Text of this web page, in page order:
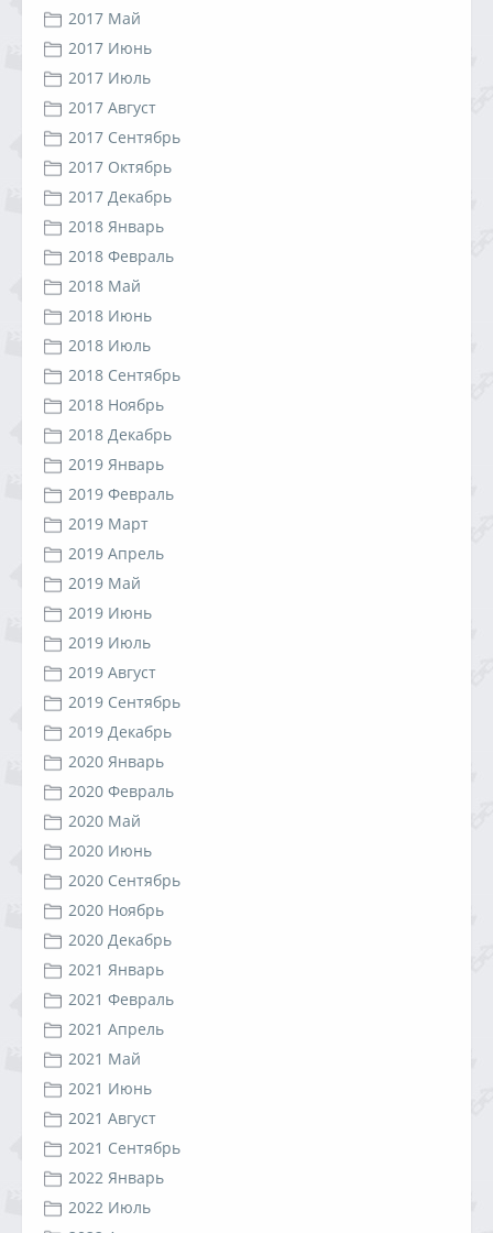
2017 Май
2017 Июнь
2017 Июль
2017 Август
2017 Сентябрь
2017 Октябрь
2017 Декабрь
2018 Январь
2018 Февраль
2018 Май
2018 Июнь
2018 Июль
2018 Сентябрь
2018 Ноябрь
2018 Декабрь
2019 Январь
2019 Февраль
2019 Март
2019 Апрель
2019 Май
2019 Июнь
2019 Июль
2019 Август
2019 Сентябрь
2019 Декабрь
2020 Январь
2020 Февраль
2020 Май
2020 Июнь
2020 Сентябрь
2020 Ноябрь
2020 Декабрь
2021 Январь
2021 Февраль
2021 Апрель
2021 Май
2021 Июнь
2021 Август
2021 Сентябрь
2022 Январь
2022 Июль